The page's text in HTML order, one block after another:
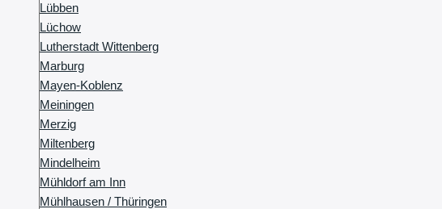
Lübben
Lüchow
Lutherstadt Wittenberg
Marburg
Mayen-Koblenz
Meiningen
Merzig
Miltenberg
Mindelheim
Mühldorf am Inn
Mühlhausen / Thüringen